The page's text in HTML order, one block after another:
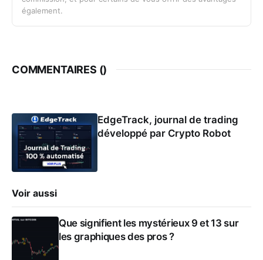
également.
COMMENTAIRES ()
EdgeTrack, journal de trading
développé par Crypto Robot
Voir aussi
Que signifient les mystérieux 9 et 13 sur
les graphiques des pros ?